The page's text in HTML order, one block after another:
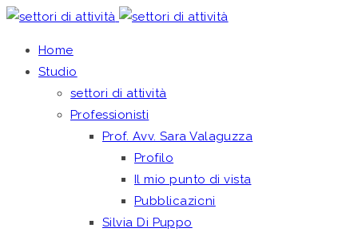
Home
Studio
settori di attività
Professionisti
Prof. Avv. Sara Valaguzza
Profilo
Il mio punto di vista
Pubblicazioni
Silvia Di Puppo